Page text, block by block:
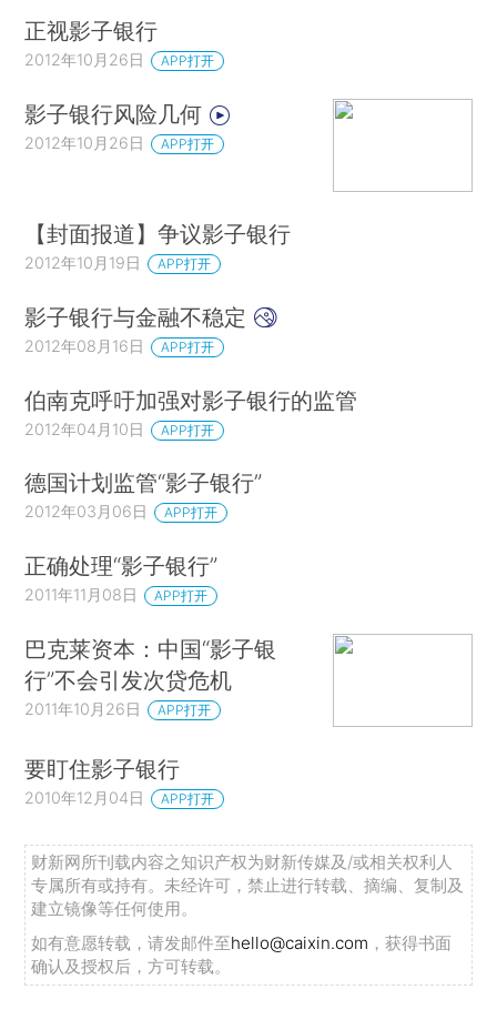
正视影子银行
2012年10月26日 APP打开
影子银行风险几何
2012年10月26日 APP打开
【封面报道】争议影子银行
2012年10月19日 APP打开
影子银行与金融不稳定
2012年08月16日 APP打开
伯南克呼吁加强对影子银行的监管
2012年04月10日 APP打开
德国计划监管“影子银行”
2012年03月06日 APP打开
正确处理“影子银行”
2011年11月08日 APP打开
巴克莱资本：中国“影子银
行”不会引发次贷危机
2011年10月26日 APP打开
要盯住影子银行
2010年12月04日 APP打开
财新网所刊载内容之知识产权为财新传媒及/或相关权利人
专属所有或持有。未经许可，禁止进行转载、摘编、复制及
建立镜像等任何使用。
如有意愿转载，请发邮件至hello@caixin.com ，获得书面
确认及授权后，方可转载。